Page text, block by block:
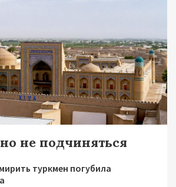
не подчиняться
туркмен погубила